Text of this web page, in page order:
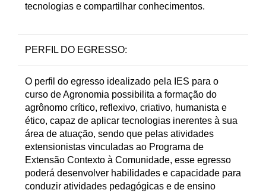
tecnologias e compartilhar conhecimentos.
PERFIL DO EGRESSO:
O perfil do egresso idealizado pela IES para o
curso de Agronomia possibilita a formação do
agrônomo crítico, reflexivo, criativo, humanista e
ético, capaz de aplicar tecnologias inerentes à sua
área de atuação, sendo que pelas atividades
extensionistas vinculadas ao Programa de
Extensão Contexto à Comunidade, esse egresso
poderá desenvolver habilidades e capacidade para
conduzir atividades pedagógicas e de ensino